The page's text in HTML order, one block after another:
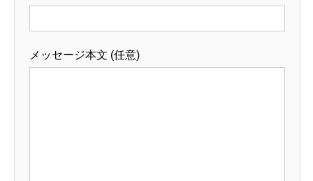
メッセージ本文 (任意)